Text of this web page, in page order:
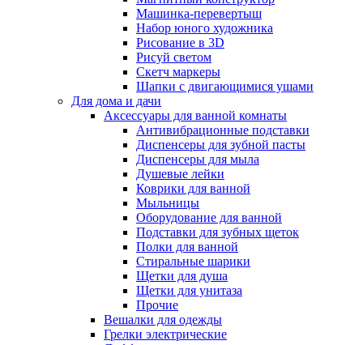
Машинка-перевертыш
Набор юного художника
Рисование в 3D
Рисуй светом
Скетч маркеры
Шапки с двигающимися ушами
Для дома и дачи
Аксессуары для ванной комнаты
Антивибрационные подставки
Диспенсеры для зубной пасты
Диспенсеры для мыла
Душевые лейки
Коврики для ванной
Мыльницы
Оборудование для ванной
Подставки для зубных щеток
Полки для ванной
Стиральные шарики
Щетки для душа
Щетки для унитаза
Прочие
Вешалки для одежды
Грелки электрические